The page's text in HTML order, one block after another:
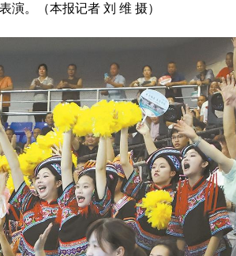
演。（本报记者 刘 维 摄）